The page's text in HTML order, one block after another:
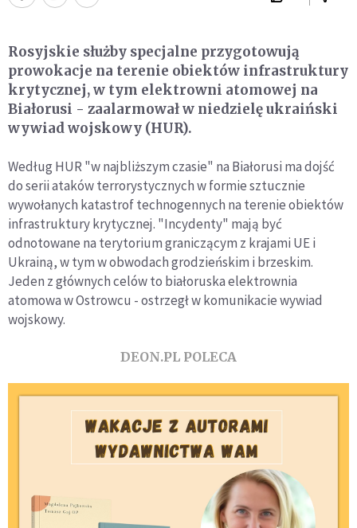
Rosyjskie służby specjalne przygotowują
prowokacje na terenie obiektów infrastruktury
krytycznej, w tym elektrowni atomowej na
Białorusi - zaalarmował w niedzielę ukraiński
wywiad wojskowy (HUR).
Według HUR "w najbliższym czasie" na Białorusi ma dojść
do serii ataków terrorystycznych w formie sztucznie
wywołanych katastrof technogennych na terenie obiektów
infrastruktury krytycznej. "Incydenty" mają być
odnotowane na terytorium graniczącym z krajami UE i
Ukrainą, w tym w obwodach grodzieńskim i brzeskim.
Jeden z głównych celów to białoruska elektrownia
atomowa w Ostrowcu - ostrzegł w komunikacie wywiad
wojskowy.
DEON.PL POLECA